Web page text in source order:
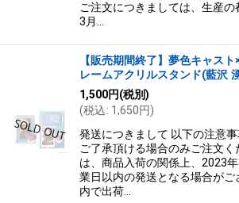
ご注文につきましては、生産
3月…
【販売期間終了】夢色キャス
レームアクリルスタンド(藍沢
1,500円(税別)
(税込: 1,650円)
発送につきまして 以下の注意事
ご了承頂ける場合のみご注文く
は、商品入荷の関係上、2023
業日以内の発送となる場合がご
内で出荷…